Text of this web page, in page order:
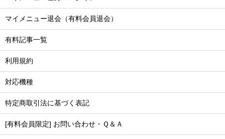
マイメニュー退会（有料会員退会）
有料記事一覧
利用規約
対応機種
特定商取引法に基づく表記
[有料会員限定] お問い合わせ・Ｑ＆Ａ